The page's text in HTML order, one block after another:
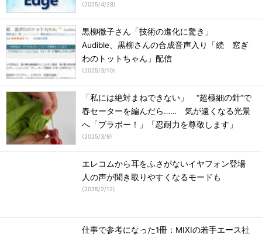
(2025/4/28)
黒柳徹子さん「技術の進化に驚き」
Audible、黒柳さんの合成音声入り「続 窓ぎ
わのトットちゃん」配信
(2025/3/10)
「私には絶対まねできない」 “超極細の針”で
春セーターを編んだら…… 気が遠くなる光景
へ「ブラボー！」「忍耐力を尊敬します」
(2025/3/8)
エレコムから耳をふさがないイヤフォン登場
人の声が聞き取りやすくなるモードも
(2025/2/12)
仕事で参考になった1冊：MIXIの若手エース社